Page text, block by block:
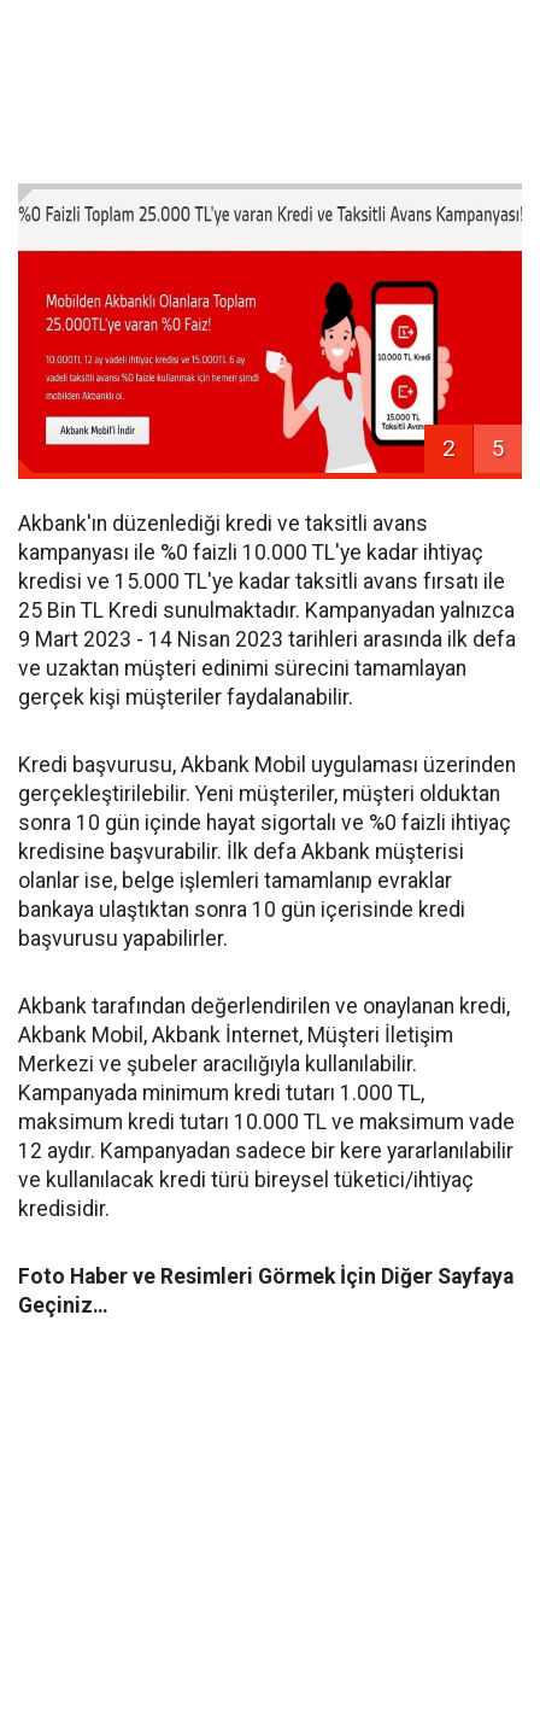
2 5
Akbank'ın düzenlediği kredi ve taksitli avans
kampanyası ile %0 faizli 10.000 TL'ye kadar ihtiyaç
kredisi ve 15.000 TL'ye kadar taksitli avans fırsatı ile
25 Bin TL Kredi sunulmaktadır. Kampanyadan yalnızca
9 Mart 2023 - 14 Nisan 2023 tarihleri arasında ilk defa
ve uzaktan müşteri edinimi sürecini tamamlayan
gerçek kişi müşteriler faydalanabilir.
Kredi başvurusu, Akbank Mobil uygulaması üzerinden
gerçekleştirilebilir. Yeni müşteriler, müşteri olduktan
sonra 10 gün içinde hayat sigortalı ve %0 faizli ihtiyaç
kredisine başvurabilir. İlk defa Akbank müşterisi
olanlar ise, belge işlemleri tamamlanıp evraklar
bankaya ulaştıktan sonra 10 gün içerisinde kredi
başvurusu yapabilirler.
Akbank tarafından değerlendirilen ve onaylanan kredi,
Akbank Mobil, Akbank İnternet, Müşteri İletişim
Merkezi ve şubeler aracılığıyla kullanılabilir.
Kampanyada minimum kredi tutarı 1.000 TL,
maksimum kredi tutarı 10.000 TL ve maksimum vade
12 aydır. Kampanyadan sadece bir kere yararlanılabilir
ve kullanılacak kredi türü bireysel tüketici/ihtiyaç
kredisidir.
Foto Haber ve Resimleri Görmek İçin Diğer Sayfaya
Geçiniz…